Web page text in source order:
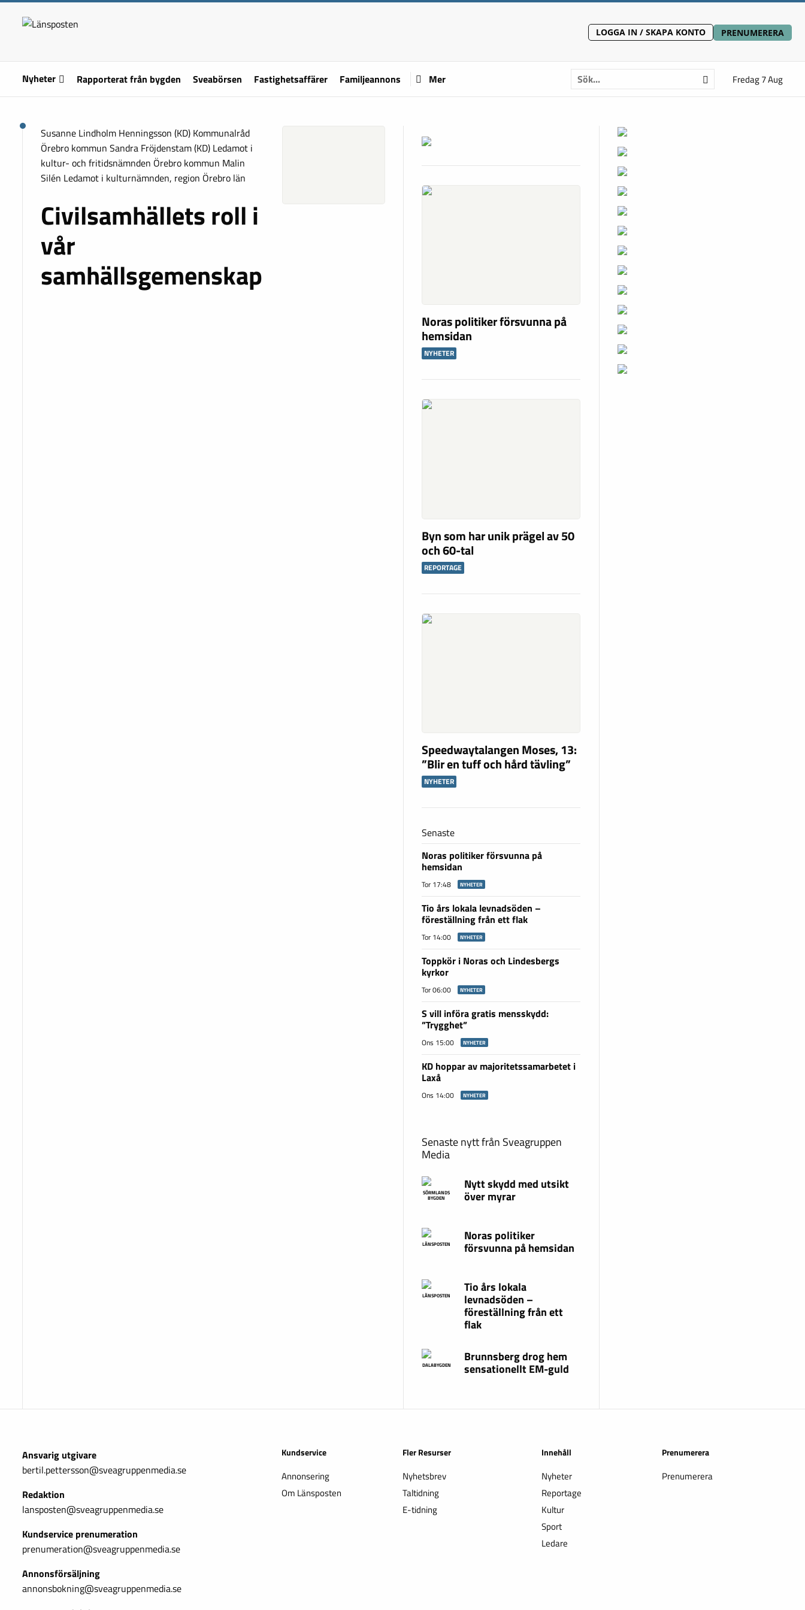
LOGGA IN / SKAPA KONTO PRENUMERERA
Nyheter Rapporterat från bygden Sveabörsen Fastighetsaffärer Familjeannons Mer Fredag 7 Aug
Susanne Lindholm Henningsson (KD) Kommunalråd
Örebro kommun Sandra Fröjdenstam (KD) Ledamot i
kultur- och fritidsnämnden Örebro kommun Malin
Silén Ledamot i kulturnämnden, region Örebro län
Civilsamhällets roll i
vår
samhällsgemenskap
Noras politiker försvunna på
hemsidan
NYHETER
Byn som har unik prägel av 50
och 60-tal
REPORTAGE
Speedwaytalangen Moses, 13:
”Blir en tuff och hård tävling”
NYHETER
Senaste
Noras politiker försvunna på
hemsidan
Tor 17:48 NYHETER
Tio års lokala levnadsöden –
föreställning från ett flak
Tor 14:00 NYHETER
Toppkör i Noras och Lindesbergs
kyrkor
Tor 06:00 NYHETER
S vill införa gratis mensskydd:
”Trygghet”
Ons 15:00 NYHETER
KD hoppar av majoritetssamarbetet i
Laxå
Ons 14:00 NYHETER
Senaste nytt från Sveagruppen
Media
SÖRMLANDS
BYGDEN
Nytt skydd med utsikt
över myrar
LÄNSPOSTEN
Noras politiker
försvunna på hemsidan
LÄNSPOSTEN
Tio års lokala
levnadsöden –
föreställning från ett
flak
DALABYGDEN
Brunnsberg drog hem
sensationellt EM-guld
Ansvarig utgivare
bertil.pettersson@sveagruppenmedia.se
Redaktion
lansposten@sveagruppenmedia.se
Kundservice prenumeration
prenumeration@sveagruppenmedia.se
Annonsförsäljning
annonsbokning@sveagruppenmedia.se
Kundservice
Annonsering
Om Länsposten
Fler Resurser
Nyhetsbrev
Taltidning
E-tidning
Innehåll
Nyheter
Reportage
Kultur
Sport
Ledare
Prenumerera
Prenumerera